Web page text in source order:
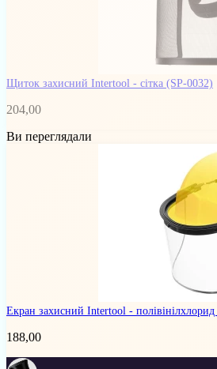
Щиток захисний Intertool - сітка (SP-0032)
204,00
Ви переглядали
Екран захисний Intertool - полівінілхлорид
188,00